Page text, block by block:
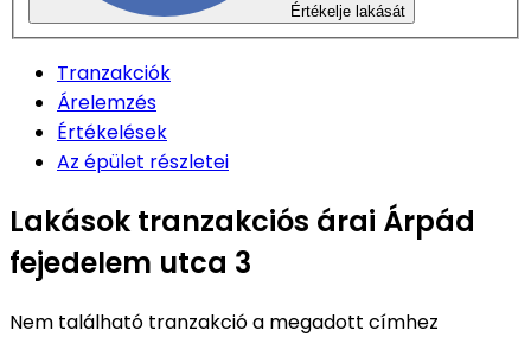
Értékelje lakását
Tranzakciók
Árelemzés
Értékelések
Az épület részletei
Lakások tranzakciós árai Árpád
fejedelem utca 3
Nem található tranzakció a megadott címhez